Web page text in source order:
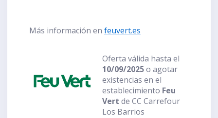
Más información en feuvert.es
Oferta válida hasta el
10/09/2025o agotar
existencias en el
establecimiento Feu
Vert de CC Carrefour
Los Barrios